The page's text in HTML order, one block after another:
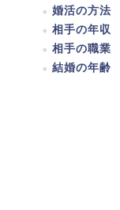
婚活の方法
相手の年収
相手の職業
結婚の年齢